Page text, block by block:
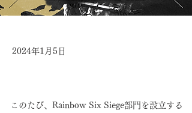
2024年1月5日
このたび、 Rainbow Six Siege部門を設立する